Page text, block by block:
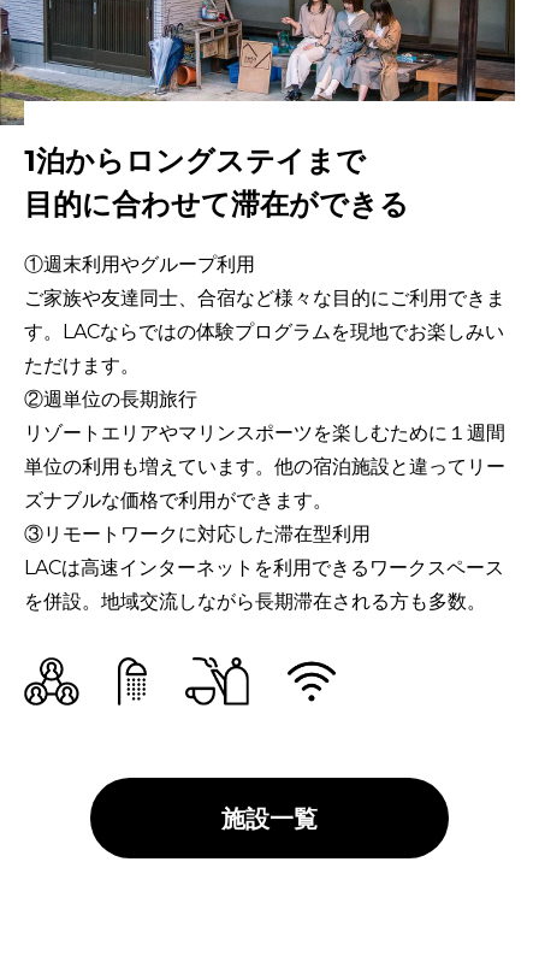
1泊からロングステイまで
目的に合わせて滞在ができる
①週末利用やグループ利用
ご家族や友達同士、合宿など様々な目的にご利用できま
す。LACならではの体験プログラムを現地でお楽しみい
ただけます。
②週単位の長期旅行
リゾートエリアやマリンスポーツを楽しむために１週間
単位の利用も増えています。他の宿泊施設と違ってリー
ズナブルな価格で利用ができます。
③リモートワークに対応した滞在型利用
LACは高速インターネットを利用できるワークスペース
を併設。地域交流しながら長期滞在される方も多数。
施設一覧